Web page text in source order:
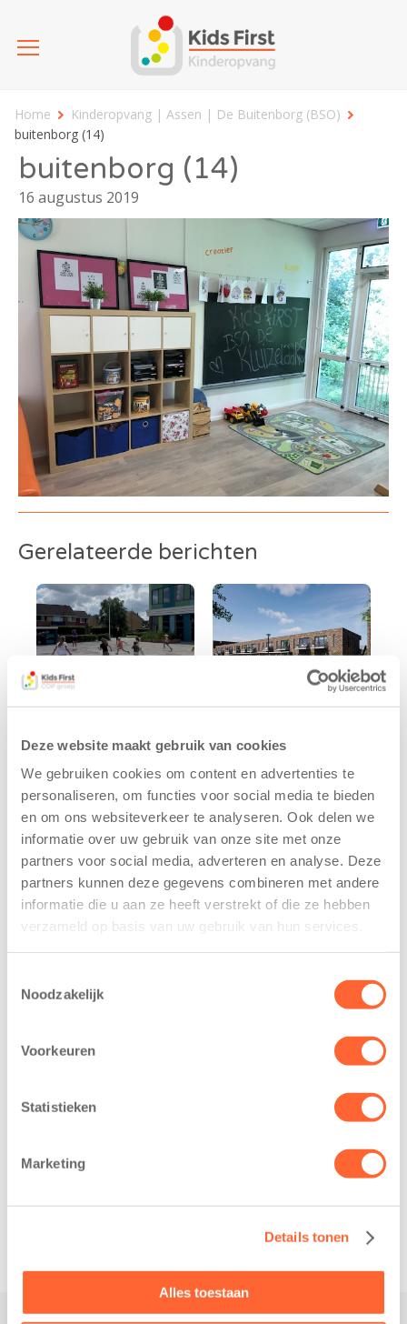
Deze website maakt gebruik van cookies
We gebruiken cookies om content en advertenties te
personaliseren, om functies voor social media te bieden
en om ons websiteverkeer te analyseren. Ook delen we
informatie over uw gebruik van onze site met onze
partners voor social media, adverteren en analyse. Deze
partners kunnen deze gegevens combineren met andere
informatie die u aan ze heeft verstrekt of die ze hebben
verzameld op basis van uw gebruik van hun services.
Noodzakelijk
Voorkeuren
Statistieken
Marketing
Details tonen
Alles toestaan
Home
Kinderopvang | Assen | De Buitenborg (BSO)
buitenborg (14)
buitenborg (14)
16 augustus 2019
Gerelateerde berichten
Kinderen BSO
De
Westerburcht
trainen alvast
voor Kids First
Mini 4 Mijl
7 augustus 2026
Eelde, 6 augustus
2026 – Kinderen
Westerburcht in
kregen een…
Kids First
tekent
koopcontract
voor nieuw
kindcentrum in
wijk Wiarda in
Leeuwarden
11 juni 2026
Leeuwarden –
belangrijke stap
de wijk Wiarda in
Leeuwarden Zuid.